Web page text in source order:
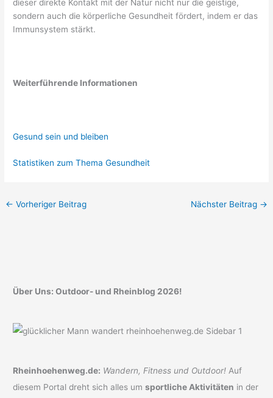
dieser direkte Kontakt mit der Natur nicht nur die geistige,
sondern auch die körperliche Gesundheit fördert, indem er das
Immunsystem stärkt.
Weiterführende Informationen
Gesund sein und bleiben
Statistiken zum Thema Gesundheit
← Vorheriger Beitrag Nächster Beitrag →
Über Uns: Outdoor- und Rheinblog 2026!
Rheinhoehenweg.de: Wandern, Fitness und Outdoor! Auf
diesem Portal dreht sich alles umsportliche Aktivitäten in der